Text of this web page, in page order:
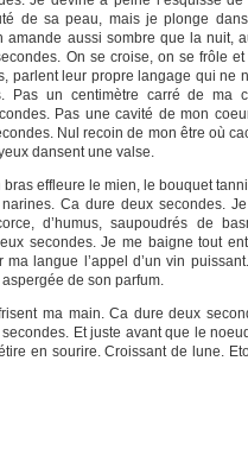
de sa peau, mais je plonge
aussi sombre que la nuit,
On se croise, on se frôle et
parlent leur propre langage qui ne
Pas un centimètre carré de ma
Pas une cavité de mon
Nul recoin de mon être où
dansent une valse.
effleure le mien, le bouquet
Ca dure deux secondes.
d’humus, saupoudrés de
secondes. Je me baigne tout
langue l’appel d’un vin
de son parfum.
ma main. Ca dure deux
Et juste avant que le
en sourire. Croissant de lune.